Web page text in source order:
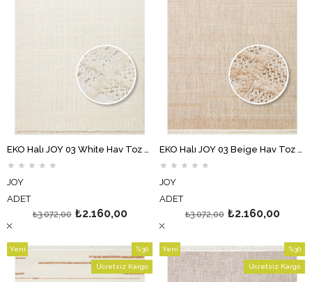
EKO Halı JOY 03 White Hav Toz Vermeyen Etnik Desenli Halı
★ ★ ★ ★ ★
JOY
ADET
₺2.160,00
₺3.072,00
EKO Halı JOY 03 Beige Hav Toz Vermeyen Etnik Desenli Halı
★ ★ ★ ★ ★
JOY
ADET
₺2.160,00
₺3.072,00
%30
İndirim
%30İndirim
Ücretsiz Kargo
Yeni
%30
İndirim
Ücretsiz Kargo
Yeni
Ürün